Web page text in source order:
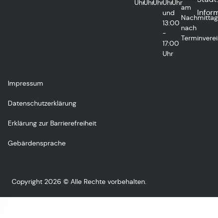
UhrUhrUhrUhr
und
13:00
-
17:00
Uhr
Uhr
am
Nachmittag
nach
Impressum
Datenschutzerklärung
Erklärung zur Barrierefreiheit
Gebärdensprache
Copyright 2026 © Alle Rechte vorbehalten.